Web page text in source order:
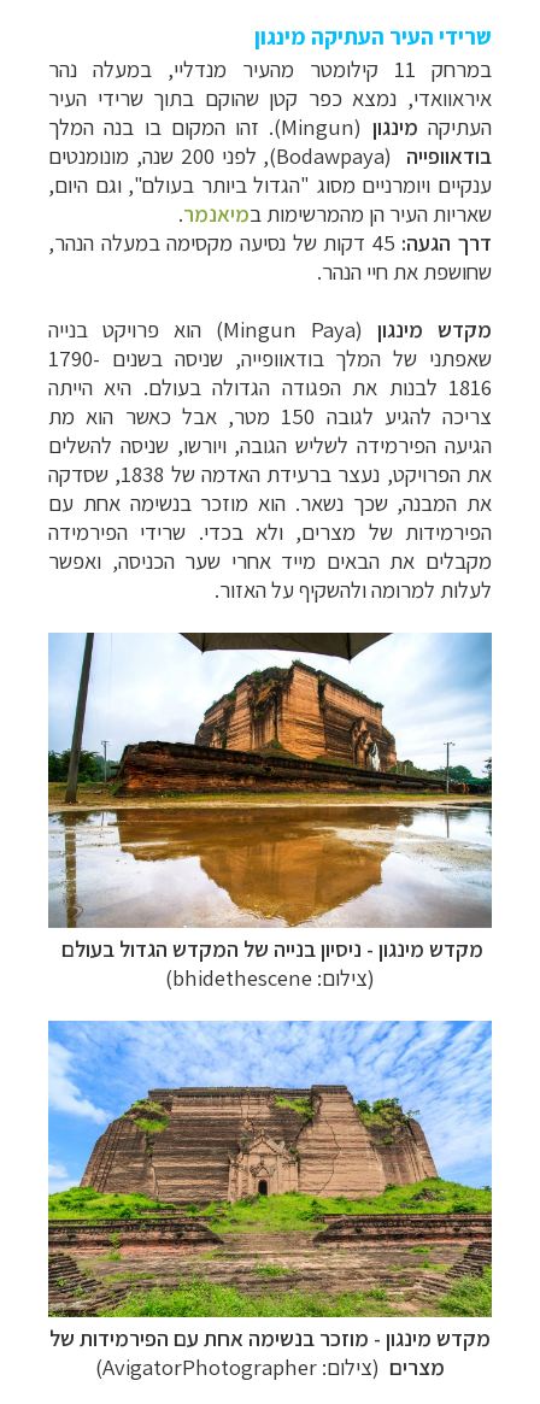
שרידי העיר העתיקה מינגון
במרחק 11
קילומטר מהעיר מנדליי, במעלה נהר
איראוואדי, נמצא כפר קטן שהוקם בתוך שרידי העיר
העתיקה מינגון (Mingun)
. זהו המקום בו בנה המלך
בודאוופייה
(
Bodawpaya
)
, לפני 200 שנה, מונומנטים
ענקיים ויומרניים מסוג "הגדול ביותר בעולם", וגם היום,
שאריות העיר הן מהמרשימותבמיאנמר.
דרך הגעה:
דקות של נסיעה מקסימה במעלה הנהר,
שחושפת את חיי הנהר.
מקדש מינגון (Mingun Paya) הוא פרויקט בנייה
שאפתני של המלךבודאוופייה,
שניסה בשנים 1790-
1816 לבנות את הפגודה הגדולה בעולם. היא הייתה
צריכה להגיע לגובה 150 מטר, אבל
כאשר הוא מת
הגיעה הפירמידה לשליש הגובה, ויורשו, שניסה להשלים
את הפרויקט, נעצר ברעידת
האדמה של 1838, שסדקה
את המבנה, שכך נשאר. הוא מוזכר בנשימה אחת עם
הפירמידות של מצרים, ולא בכדי. שרידי הפירמידה
מקבלים את הבאים מייד אחרי שערהכניסה, ואפשר
לעלות למרומה ולהשקיף על האזור.
מקדש מינגון - ניסיון בנייה של המקדש הגדול בעולם
(צילום: bhidethescene)
מקדש מינגון - מוזכר בנשימה אחת עם הפירמידות של
מצרים (צילום: AvigatorPhotographer)